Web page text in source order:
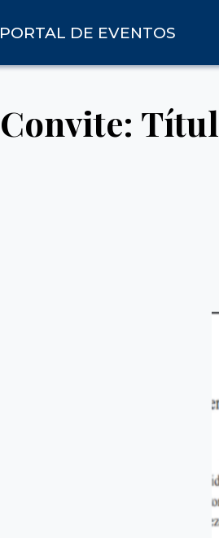
PORTAL DE EVENTOS
Convite: